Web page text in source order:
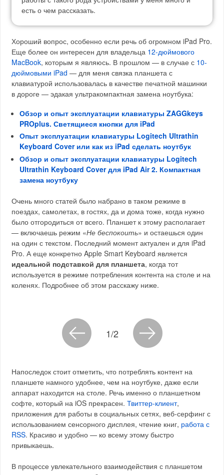
есть о чем рассказать.
Хороший вопрос, особенно если речь об огромном iPad Pro.
Еще более он интересен для владельца 12-дюймового
MacBook, которым я являюсь. В прошлом — в случае с 10-
дюймовыми iPad — для меня связка планшета с
клавиатурой использовалась в качестве печатной машинки
в дороге — эдакая ультракомпактная замена ноутбука:
Обзор и опыт эксплуатации клавиатуры ZAGGkeys
PROplus. Светящиеся кнопки для iPad
Опыт эксплуатации клавиатуры Logitech Ultrathin
Keyboard Cover или как из iPad сделать ноутбук
Обзор и опыт эксплуатации клавиатуры Logitech
Ultrathin Keyboard Cover для iPad Air 2. Компактная
замена ноутбуку
Очень много статей было набрано в таком режиме в
поездах, самолетах, в гостях, да и дома тоже, когда нужно
было отгородиться от всего. Планшет к этому располагает
— включаешь режим «Не беспокоить» и остаешься один
на один с текстом. Последний момент актуален и для iPad
Pro. А еще конкретно Apple Smart Keyboard является
идеальной подставкой для планшета, когда тот
используется в режиме потребления контента на столе и на
коленях. Подробнее об этом расскажу ниже.
1/2
Напоследок стоит отметить, что потреблять контент на
планшете намного удобнее, чем на ноутбуке, даже если
аппарат находится на столе. Речь именно о планшетном
софте, который на iOS прекрасен.Твиттер-клиент,
приложения для работы в социальных сетях, веб-серфинг с
использованием сенсорного дисплея, чтение книг, работа с
RSS. Красиво и удобно — ко всему этому быстро
привыкаешь.
В процессе увлекательного взаимодействия с планшетом